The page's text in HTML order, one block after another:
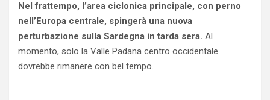
Nel frattempo, l’area ciclonica principale, con perno
nell’Europa centrale, spingerà una nuova
perturbazione sulla Sardegna in tarda sera. Al
momento, solo la Valle Padana centro occidentale
dovrebbe rimanere con bel tempo.